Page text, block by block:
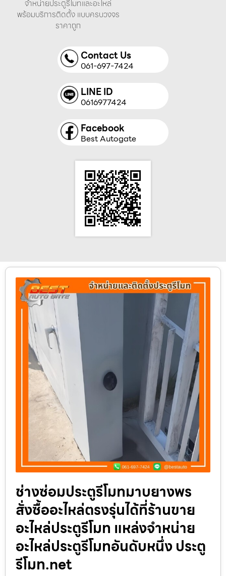
จำหน่ายประตูรีโมทและอะไหล่
พร้อมบริการติดตั้ง แบบครบวงจร
ราคาถูก
Contact Us
061-697-7424
LINE ID
0616977424
Facebook
Best Autogate
ช่างซ่อมประตูรีโมทมาบยางพร
สั่งซื้ออะไหล่ตรงรุ่นได้ที่ร้านขาย
อะไหล่ประตูรีโมท แหล่งจำหน่าย
อะไหล่ประตูรีโมทอันดับหนึ่ง ประตู
รีโมท.net